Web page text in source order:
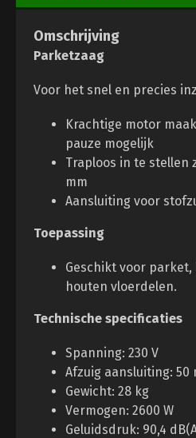
Omschrijving
Parketzaag
Voor het snel en precies
Krachtige motor
pauze mogelijk
Traploos in te stellen
mm
Aansluiting voor
Toepassing
Geschikt voor
houten vloerdelen.
Technische specificaties
Spanning: 230 V
Afzuig aansluiting: 50
Gewicht: 28 kg
Vermogen: 2600 W
Geluidsdruk: 90,4